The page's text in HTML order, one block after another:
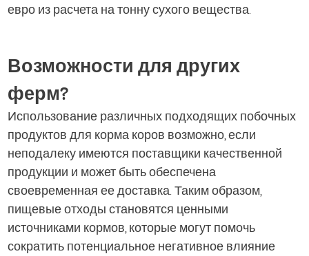
евро из расчета на тонну сухого вещества.
Возможности для других
ферм?
Использование различных подходящих побочных
продуктов для корма коров возможно, если
неподалеку имеются поставщики качественной
продукции и может быть обеспечена
своевременная ее доставка. Таким образом,
пищевые отходы становятся ценными
источниками кормов, которые могут помочь
сократить потенциальное негативное влияние